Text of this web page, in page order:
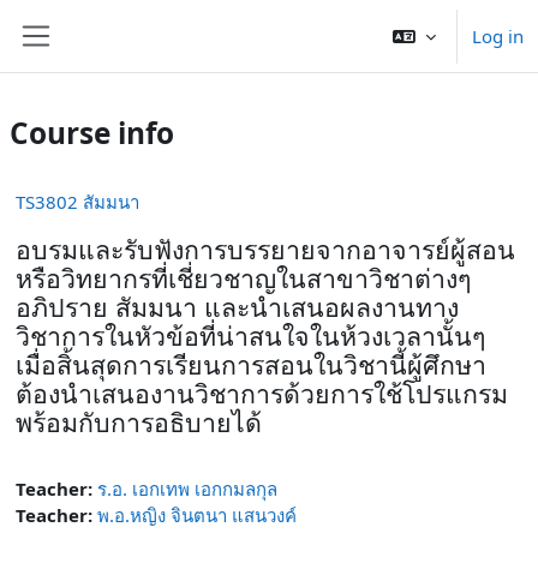
Log in
Course info
TS3802 สัมมนา
อบรมและรับฟังการบรรยายจากอาจารย์ผู้สอน
หรือวิทยากรที่เชี่ยวชาญในสาขาวิชาต่างๆ
อภิปราย สัมมนา และนำเสนอผลงานทาง
วิชาการในหัวข้อที่น่าสนใจในห้วงเวลานั้นๆ
เมื่อสิ้นสุดการเรียนการสอนในวิชานี้ผู้ศึกษา
ต้องนำเสนองานวิชาการด้วยการใช้โปรแกรม
พร้อมกับการอธิบายได้
Teacher: ร.อ. เอกเทพ เอกกมลกุล
Teacher: พ.อ.หญิง จินตนา แสนวงค์